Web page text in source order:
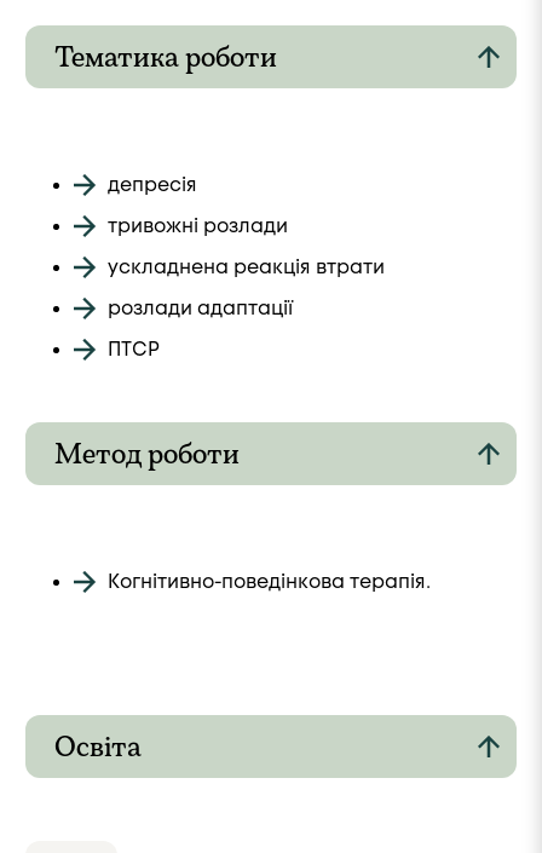
Тематика роботи
депресія
тривожні розлади
ускладнена реакція втрати
розлади адаптації
ПТСР
⁠Метод роботи
Когнітивно-поведінкова терапія.
Освіта